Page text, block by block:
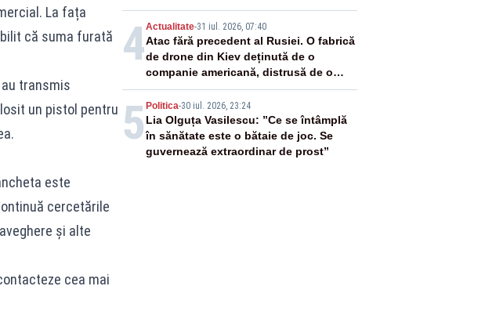
La fața
că suma furată
transmis
un pistol pentru
este
cercetările
și alte
cea mai
devin tropicale
4Actualitate-31 iul. 2026, 07:40
Atac fără precedent al Rusiei. O fabrică
de drone din Kiev deținută de o
companie americană, distrusă de o
rachetă rusească
5 Politica-30 iul. 2026, 23:24
Lia Olguța Vasilescu: ”Ce se întâmplă
în sănătate este o bătaie de joc. Se
guvernează extraordinar de prost”